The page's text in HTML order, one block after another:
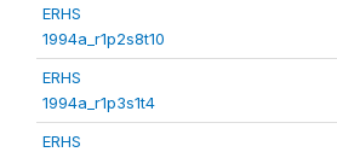
ERHS
1994a_r1p2s8t10
ERHS
1994a_r1p3s1t4
ERHS